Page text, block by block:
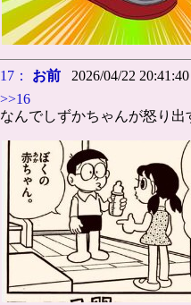
17： お前 2026/04/22 20:41:40
>>16
なんでしずかちゃんが怒り